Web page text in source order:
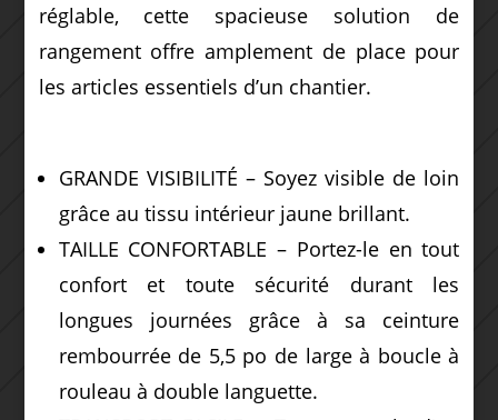
réglable, cette spacieuse solution de
rangement offre amplement de place pour
les articles essentiels d’un chantier.
GRANDE VISIBILITÉ – Soyez visible de loin
grâce au tissu intérieur jaune brillant.
TAILLE CONFORTABLE – Portez-le en tout
confort et toute sécurité durant les
longues journées grâce à sa ceinture
rembourrée de 5,5 po de large à boucle à
rouleau à double languette.